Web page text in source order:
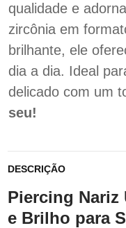
qualidade e
zircônia em
brilhante, ele
dia a dia. Ideal
delicado com um
seu!
DESCRIÇÃO
Piercing Nariz
e Brilho para